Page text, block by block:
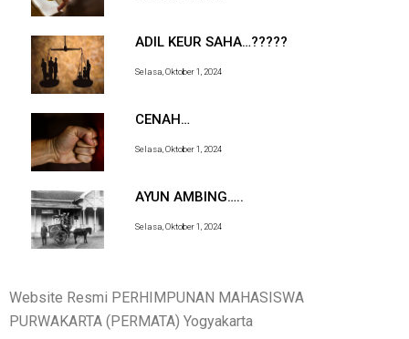
ADIL KEUR SAHA…?????
Selasa, Oktober 1, 2024
CENAH…
Selasa, Oktober 1, 2024
AYUN AMBING…..
Selasa, Oktober 1, 2024
Website Resmi PERHIMPUNAN MAHASISWA
PURWAKARTA (PERMATA) Yogyakarta